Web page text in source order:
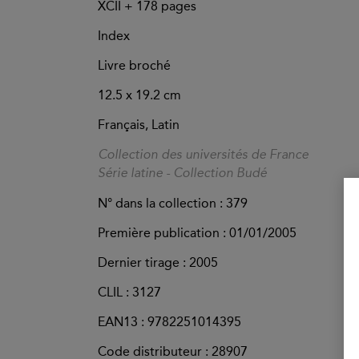
XCII + 178 pages
Index
Livre broché
12.5 x 19.2 cm
Français, Latin
Collection des universités de France
Série latine - Collection Budé
N° dans la collection : 379
Première publication : 01/01/2005
Dernier tirage : 2005
CLIL : 3127
EAN13 : 9782251014395
Code distributeur : 28907